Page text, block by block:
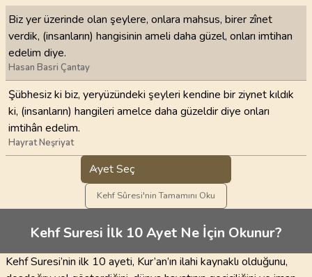
Biz yer üzerinde olan şeylere, onlara mahsus, birer zînet
verdik, (insanların) hangisinin ameli daha güzel, onları imtihan
edelim diye.
Hasan Basri Çantay
Şübhesiz ki biz, yeryüzündeki şeyleri kendine bir ziynet kıldık
ki, (insanların) hangileri amelce daha güzeldir diye onları
imtihân edelim.
Hayrat Neşriyat
Ayet Seç
Kehf Sûresi'nin Tamamını Oku
Kehf Suresi İlk 10 Ayet Ne İçin Okunur?
Kehf Suresi’nin ilk 10 ayeti, Kur’an’ın ilahi kaynaklı olduğunu,